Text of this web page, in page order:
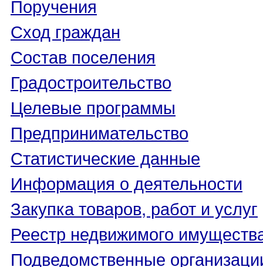
Поручения
Сход граждан
Состав поселения
Градостроительство
Целевые программы
Предпринимательство
Статистические данные
Информация о деятельности
Закупка товаров, работ и услуг
Реестр недвижимого
Подведомственные